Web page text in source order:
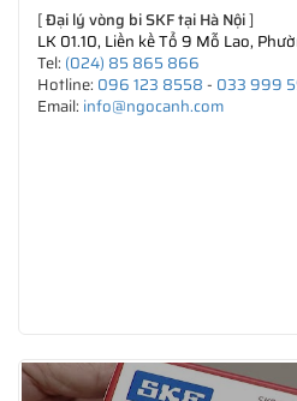
[Đại lý vòng bi SKF tại Hà Nội]
LK 01.10, Liền kề Tổ 9 Mỗ Lao,
Tel: (024) 85 865 866
Hotline: 096 123 8558- 033 999
Email: info@ngocanh.com